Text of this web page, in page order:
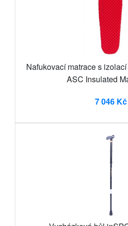
Nafukovací matrace s
ASC Insulated
7 046 Kč